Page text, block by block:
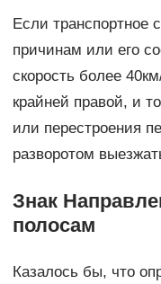
Если транспортное
причинам или его
скорость более
крайней правой, и
или перестроения
разворотом
Знак
полосам
Казалось бы, что